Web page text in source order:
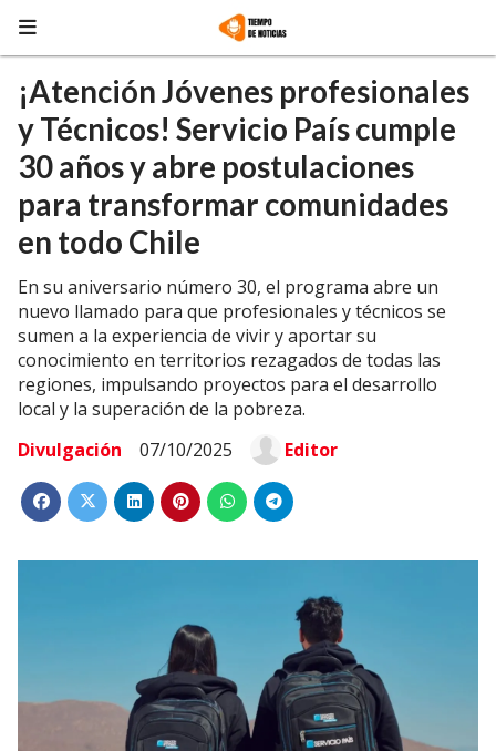
¡Atención Jóvenes profesionales
y Técnicos! Servicio País cumple
30 años y abre postulaciones
para transformar comunidades
en todo Chile
En su aniversario número 30, el programa abre un
nuevo llamado para que profesionales y técnicos se
sumen a la experiencia de vivir y aportar su
conocimiento en territorios rezagados de todas las
regiones, impulsando proyectos para el desarrollo
local y la superación de la pobreza.
Divulgación
07/10/2025 Editor